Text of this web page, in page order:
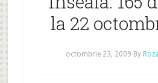
la 22
octombrie 23, 2009 By